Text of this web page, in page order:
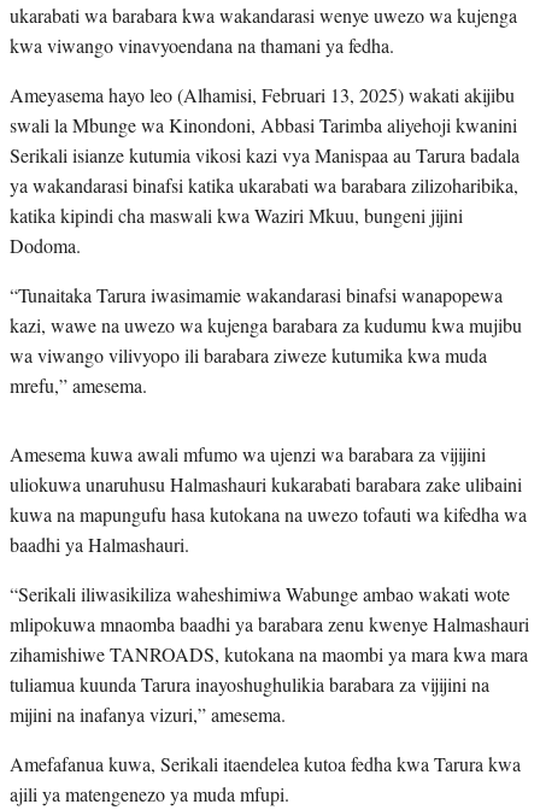
ukarabati wa barabara kwa wakandarasi wenye uwezo wa kujenga
kwa viwango vinavyoendana na thamani ya fedha.
Ameyasema hayo leo (Alhamisi, Februari 13, 2025) wakati akijibu
swali la Mbunge wa Kinondoni, Abbasi Tarimba aliyehoji kwanini
Serikali isianze kutumia vikosi kazi vya Manispaa au Tarura badala
ya wakandarasi binafsi katika ukarabati wa barabara zilizoharibika,
katika kipindi cha maswali kwa Waziri Mkuu, bungeni jijini
Dodoma.
“Tunaitaka Tarura iwasimamie wakandarasi binafsi wanapopewa
kazi, wawe na uwezo wa kujenga barabara za kudumu kwa mujibu
wa viwango vilivyopo ili barabara ziweze kutumika kwa muda
mrefu,” amesema.
Amesema kuwa awali mfumo wa ujenzi wa barabara za vijijini
uliokuwa unaruhusu Halmashauri kukarabati barabara zake ulibaini
kuwa na mapungufu hasa kutokana na uwezo tofauti wa kifedha wa
baadhi ya Halmashauri.
“Serikali iliwasikiliza waheshimiwa Wabunge ambao wakati wote
mlipokuwa mnaomba baadhi ya barabara zenu kwenye Halmashauri
zihamishiwe TANROADS, kutokana na maombi ya mara kwa mara
tuliamua kuunda Tarura inayoshughulikia barabara za vijijini na
mijini na inafanya vizuri,” amesema.
Amefafanua kuwa, Serikali itaendelea kutoa fedha kwa Tarura kwa
ajili ya matengenezo ya muda mfupi.